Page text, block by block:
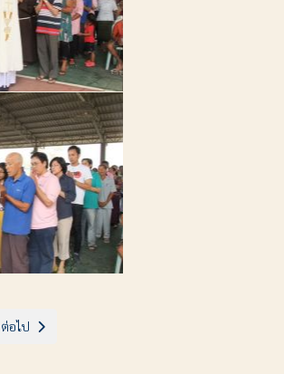
อง 25 ปีวัด น.อักแนส ชัฎป่าหวาย
เนื้อหาถัดไป: ฉลองชุมชนแห่งความเชื่อวัดในบางนกแขวก
ต่อไป